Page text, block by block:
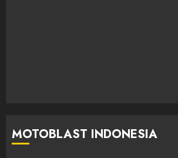
MOTOBLAST INDONESIA